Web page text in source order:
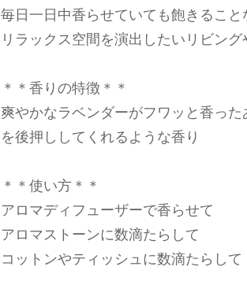
毎日一日中香らせていても飽きるこ
リラックス空間を演出したいリビン
＊＊香りの特徴＊＊
爽やかなラベンダーがフワッと香っ
を後押ししてくれるような香り
＊＊使い方＊＊
アロマディフューザーで香らせて
アロマストーンに数滴たらして
コットンやティッシュに数滴たらして